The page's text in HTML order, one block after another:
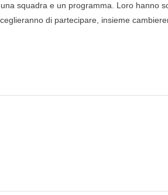
squadra e un programma. Loro hanno
di partecipare, insieme